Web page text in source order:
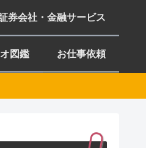
券会社・金融サービス
図鑑 お仕事依頼